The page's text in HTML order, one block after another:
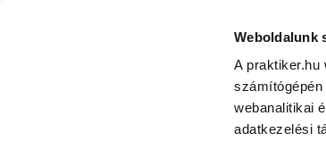
Weboldalunk
A praktiker.hu
webanalitikai
adatkezelési